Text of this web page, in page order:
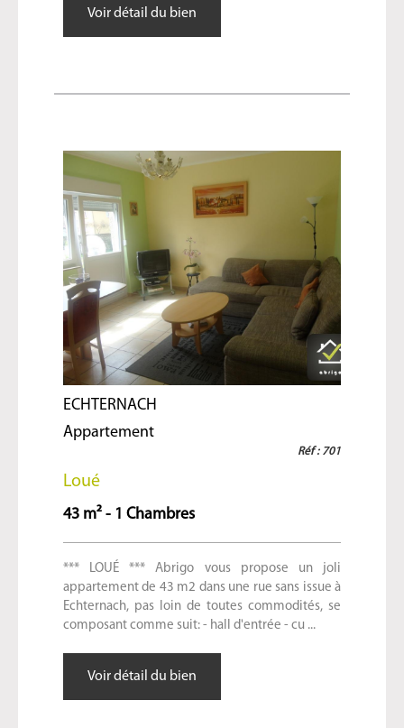
Voir détail du bien
ECHTERNACH
Appartement
Réf : 701
Loué
43 m² - 1 Chambres
*** LOUÉ *** Abrigo vous propose un joli
appartement de 43 m2 dans une rue sans issue à
Echternach, pas loin de toutes commodités, se
composant comme suit: - hall d'entrée - cu ...
Voir détail du bien